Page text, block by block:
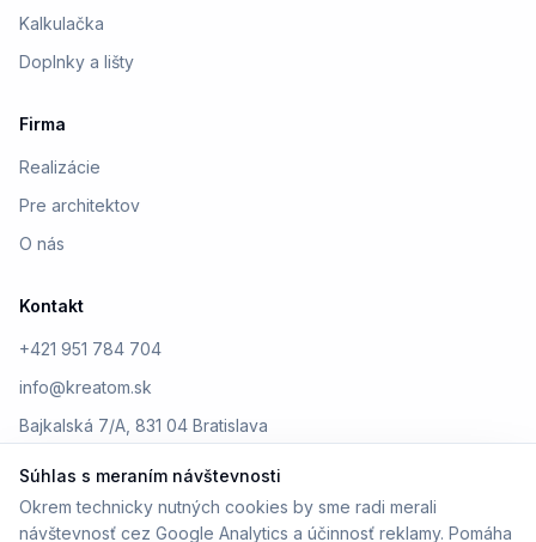
Kalkulačka
Doplnky a lišty
Firma
Realizácie
Pre architektov
O nás
Kontakt
+421 951 784 704
info@kreatom.sk
Bajkalská 7/A, 831 04 Bratislava
Súhlas s meraním návštevnosti
Okrem technicky nutných cookies by sme radi merali
návštevnosť cez Google Analytics a účinnosť reklamy. Pomáha